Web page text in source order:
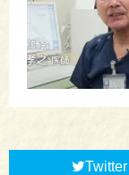
Twitter